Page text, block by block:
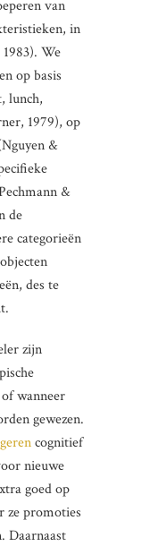
van
in
We
op basis
lunch,
1979), op
&
&
de
categorieën
des te
zijn
wanneer
gewezen.
cognitief
nieuwe
goed op
ze promoties
Daarnaast